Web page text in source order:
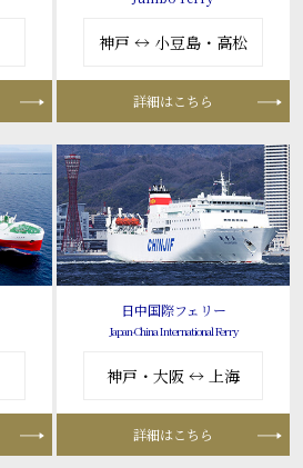
神戸 ↔ 小豆島・高松
詳細はこちら
日中国際フェリー
Japan-China International Ferry
神戸・大阪 ↔ 上海
詳細はこちら